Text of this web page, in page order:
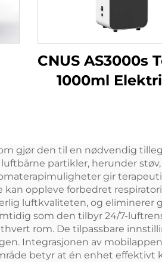
CNUS AS3000s
1000ml
for
rom
gjør den til en nødvendig
partikler, herunder
gir
oppleve forbedret
luftkvaliteten, og
som den tilbyr 24/7-
rom. De tilpassbare
Integrasjonen av
betyr at én enhet effektivt